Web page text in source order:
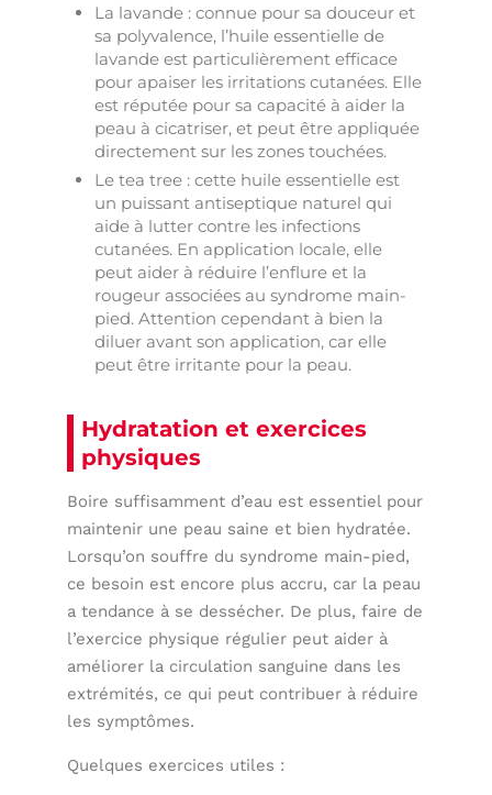
La lavande : connue pour sa douceur et
sa polyvalence, l’huile essentielle de
lavande est particulièrement efficace
pour apaiser les irritations cutanées. Elle
est réputée pour sa capacité à aider la
peau à cicatriser, et peut être appliquée
directement sur les zones touchées.
Le tea tree : cette huile essentielle est
un puissant antiseptique naturel qui
aide à lutter contre les infections
cutanées. En application locale, elle
peut aider à réduire l’enflure et la
rougeur associées au syndrome main-
pied. Attention cependant à bien la
diluer avant son application, car elle
peut être irritante pour la peau.
Hydratation et exercices
physiques
Boire suffisamment d’eau est essentiel pour
maintenir une peau saine et bien hydratée.
Lorsqu’on souffre du syndrome main-pied,
ce besoin est encore plus accru, car la peau
a tendance à se dessécher. De plus, faire de
l’exercice physique régulier peut aider à
améliorer la circulation sanguine dans les
extrémités, ce qui peut contribuer à réduire
les symptômes.
Quelques exercices utiles :